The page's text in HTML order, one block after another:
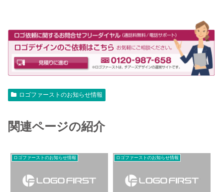
ロゴファーストのお知らせ情報
関連ページの紹介
ロゴファーストのお知らせ情報 ロゴファーストのお知らせ情報